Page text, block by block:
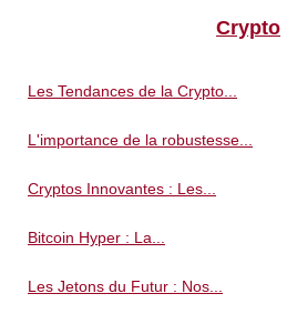
Crypto
Les Tendances de la Crypto...
L'importance de la robustesse...
Cryptos Innovantes : Les...
Bitcoin Hyper : La...
Les Jetons du Futur : Nos...